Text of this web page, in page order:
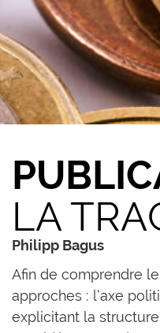
LA
Philipp Bagus
Afin de comprendre
approches : l’axe
explicitant la structure